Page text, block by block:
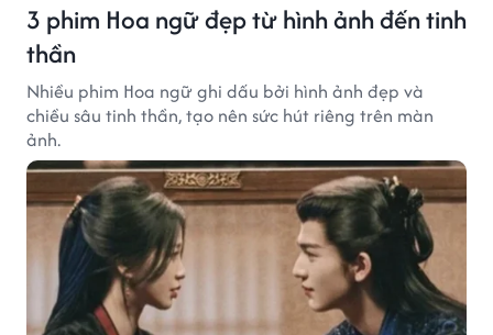
3 phim Hoa ngữ đẹp từ hình ảnh đến tinh
thần
Nhiều phim Hoa ngữ ghi dấu bởi hình ảnh đẹp và
chiều sâu tinh thần, tạo nên sức hút riêng trên màn
ảnh.